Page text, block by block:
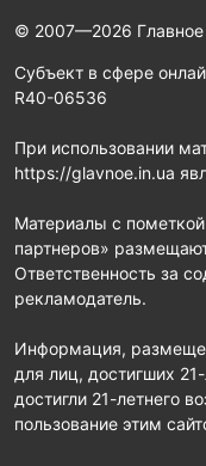
© 2007—2026 Главное
Субъект в сфере
R40-06536
При использовании
https://glavnoe.in.ua
Материалы с
партнеров»
Ответственность за
рекламодатель.
Информация,
для лиц, достигших
достигли 21-летнего
пользование этим